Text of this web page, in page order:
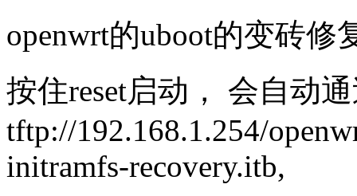
openwrt的uboot的变砖修
按住reset启动， 会自动
tftp://192.168.1.254/
initramfs-recovery.itb,